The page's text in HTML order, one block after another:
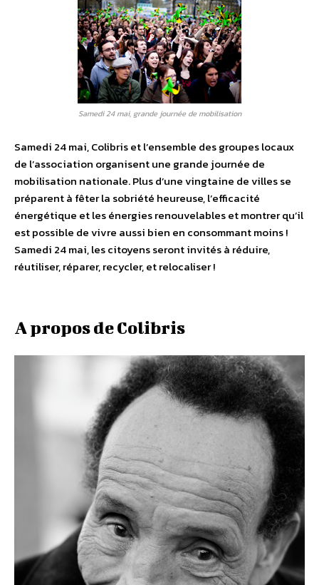
Samedi 24 mai, grande journée de mobilisation
Samedi 24 mai, Colibris et l’ensemble des groupes locaux
de l’association organisent une grande journée de
mobilisation nationale. Plus d’une vingtaine de villes se
préparent à fêter la sobriété heureuse, l’efficacité
énergétique et les énergies renouvelables et montrer qu’il
est possible de vivre aussi bien en consommant moins !
Samedi 24 mai, les citoyens seront invités à réduire,
réutiliser, réparer, recycler, et relocaliser !
A propos de Colibris